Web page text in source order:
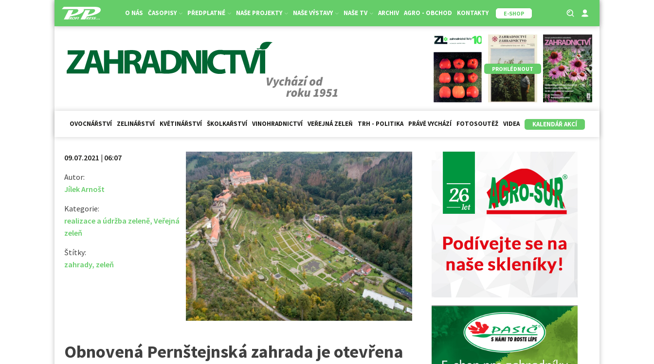
O NÁS ČASOPISY PŘEDPLATNÉ NAŠE PROJEKTY NAŠE VÝSTAVY NAŠE TV ARCHIV AGRO - OBCHOD KONTAKTY E-SHOP
PROHLÉDNOUT
OVOCNÁŘSTVÍ ZELINÁŘSTVÍ KVĚTINÁŘSTVÍ ŠKOLKAŘSTVÍ VINOHRADNICTVÍ VEŘEJNÁ ZELEŇ TRH - POLITIKA PRÁVĚ VYCHÁZÍ FOTOSOUTĚŽ VIDEA KALENDÁŘ AKCÍ
09.07.2021 | 06:07
Autor:
Jílek Arnošt
Kategorie:
realizace a údržba zeleně, Veřejná
zeleň
Štítky:
zahrady, zeleň
Obnovená Pernštejnská zahrada je otevřena